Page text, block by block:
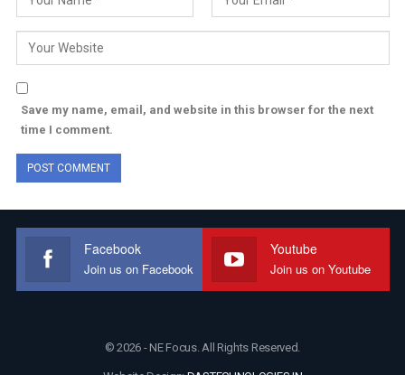
Save my name, email, and website in this browser for the next
time I comment.
Facebook
Join us on Facebook
Youtube
Join us on Youtube
© 2026 - NE Focus. All Rights Reserved.